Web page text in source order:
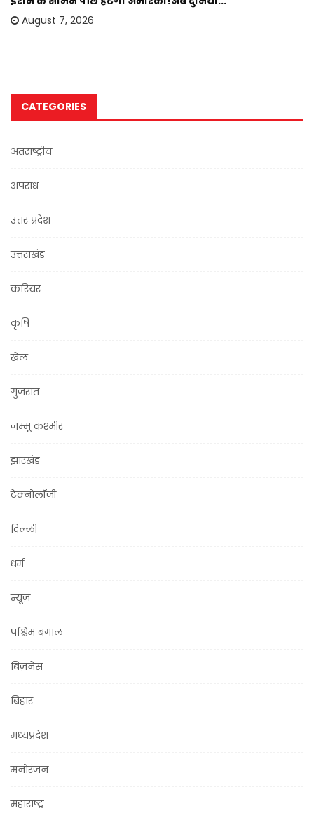
August 7, 2026
CATEGORIES
अंतराष्ट्रीय
अपराध
उत्तर प्रदेश
उत्तराखंड
करियर
कृषि
खेल
गुजरात
जम्मू कश्मीर
झारखंड
टेक्नोलॉजी
दिल्ली
धर्म
न्यूज़
पश्चिम बंगाल
बिज़नेस
बिहार
मध्यप्रदेश
मनोरंजन
महाराष्ट्र